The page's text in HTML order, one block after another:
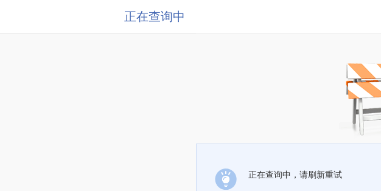
正在查询中
正在查询中，请刷新重试